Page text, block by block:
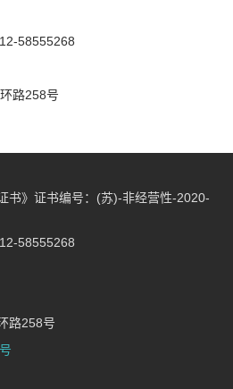
58555268
路258号
书》证书编号：(苏)-非经营性-2020-
58555268
路258号